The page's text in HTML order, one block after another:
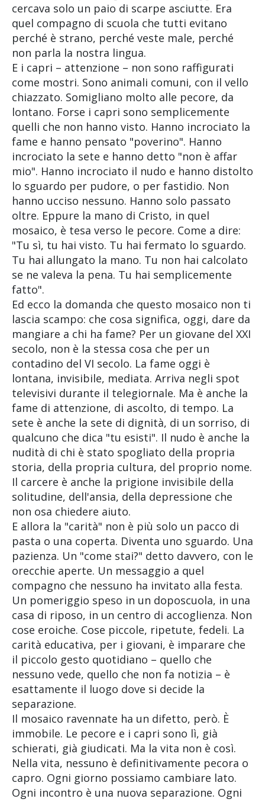
cercava solo un paio di scarpe asciutte. Era
quel compagno di scuola che tutti evitano
perché è strano, perché veste male, perché
non parla la nostra lingua.
E i capri – attenzione – non sono raffigurati
come mostri. Sono animali comuni, con il vello
chiazzato. Somigliano molto alle pecore, da
lontano. Forse i capri sono semplicemente
quelli che non hanno visto. Hanno incrociato la
fame e hanno pensato "poverino". Hanno
incrociato la sete e hanno detto "non è affar
mio". Hanno incrociato il nudo e hanno distolto
lo sguardo per pudore, o per fastidio. Non
hanno ucciso nessuno. Hanno solo passato
oltre. Eppure la mano di Cristo, in quel
mosaico, è tesa verso le pecore. Come a dire:
"Tu sì, tu hai visto. Tu hai fermato lo sguardo.
Tu hai allungato la mano. Tu non hai calcolato
se ne valeva la pena. Tu hai semplicemente
fatto".
Ed ecco la domanda che questo mosaico non ti
lascia scampo: che cosa significa, oggi, dare da
mangiare a chi ha fame? Per un giovane del XXI
secolo, non è la stessa cosa che per un
contadino del VI secolo. La fame oggi è
lontana, invisibile, mediata. Arriva negli spot
televisivi durante il telegiornale. Ma è anche la
fame di attenzione, di ascolto, di tempo. La
sete è anche la sete di dignità, di un sorriso, di
qualcuno che dica "tu esisti". Il nudo è anche la
nudità di chi è stato spogliato della propria
storia, della propria cultura, del proprio nome.
Il carcere è anche la prigione invisibile della
solitudine, dell'ansia, della depressione che
non osa chiedere aiuto.
E allora la "carità" non è più solo un pacco di
pasta o una coperta. Diventa uno sguardo. Una
pazienza. Un "come stai?" detto davvero, con le
orecchie aperte. Un messaggio a quel
compagno che nessuno ha invitato alla festa.
Un pomeriggio speso in un doposcuola, in una
casa di riposo, in un centro di accoglienza. Non
cose eroiche. Cose piccole, ripetute, fedeli. La
carità educativa, per i giovani, è imparare che
il piccolo gesto quotidiano – quello che
nessuno vede, quello che non fa notizia – è
esattamente il luogo dove si decide la
separazione.
Il mosaico ravennate ha un difetto, però. È
immobile. Le pecore e i capri sono lì, già
schierati, già giudicati. Ma la vita non è così.
Nella vita, nessuno è definitivamente pecora o
capro. Ogni giorno possiamo cambiare lato.
Ogni incontro è una nuova separazione. Ogni